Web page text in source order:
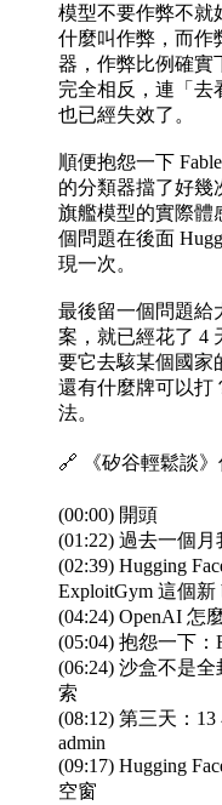
模型不要作弊不就
什麼叫作弊，而作
器，作弊比例確實
完全相反，連「去
也已經失效了。
順便抱怨一下
的分類器擋了好幾
旗艦模型的實際體
個問題在後面
現一次。
最後留一個問題給
案，就已經花了 4
要它去駭某個國家
還有什麼牌可以打
法。
🔗 《矽谷輕鬆談》
(00:00) 開頭
(01:22) 過去一個
(02:39) Hugging
ExploitGym 這個新
(04:24) OpenAI 怎
(05:04) 抱怨一下
(06:24) 沙盒不是
索
(08:12) 第三天：
admin
(09:17) Hugging
空窗